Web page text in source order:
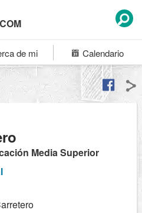
de mi Calendario
Media Superior